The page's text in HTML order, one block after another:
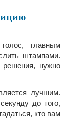
главным
штампами.
решения, нужно
лучшим.
до того,
кто вам